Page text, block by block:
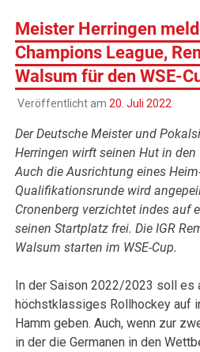
Meister Herringen
Champions League,
Walsum für den WSE-
Veröffentlicht am 20. Juli 2022
Der Deutsche Meister und
Herringen wirft seinen Hut in den
Auch die Ausrichtung eines
Qualifikationsrunde wird
Cronenberg verzichtet indes auf
seinen Startplatz frei. Die IGR
Walsum starten im WSE-Cup.
In der Saison 2022/2023 soll es
höchstklassiges Rollhockey auf
Hamm geben. Auch, wenn zur
in der die Germanen in den